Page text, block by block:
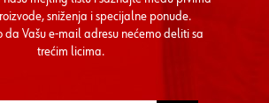
sniženja i specijalne ponude.
da Vašu e-mail adresu nećemo deliti sa
trećim licima.